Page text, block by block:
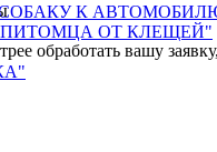
СОБАКУ К
ПИТОМЦА ОТ КЛЕЩЕЙ"
обработать вашу